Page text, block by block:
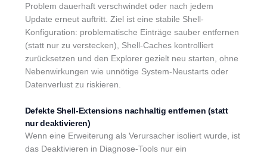
Problem dauerhaft verschwindet oder nach jedem
Update erneut auftritt. Ziel ist eine stabile Shell-
Konfiguration: problematische Einträge sauber entfernen
(statt nur zu verstecken), Shell-Caches kontrolliert
zurücksetzen und den Explorer gezielt neu starten, ohne
Nebenwirkungen wie unnötige System-Neustarts oder
Datenverlust zu riskieren.
Defekte Shell-Extensions nachhaltig entfernen (statt
nur deaktivieren)
Wenn eine Erweiterung als Verursacher isoliert wurde, ist
das Deaktivieren in Diagnose-Tools nur ein